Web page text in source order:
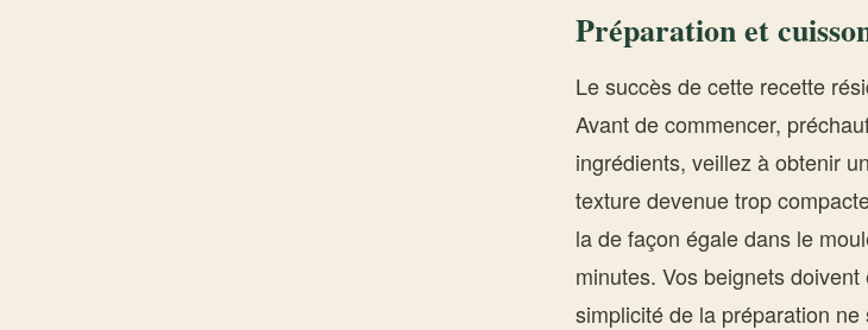
Préparation et
Le succès de cette recette
Avant de commencer,
ingrédients, veillez à obtenir
texture devenue trop
la de façon égale dans le
minutes. Vos beignets
simplicité de la préparation